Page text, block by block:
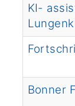
KI-
Bonner